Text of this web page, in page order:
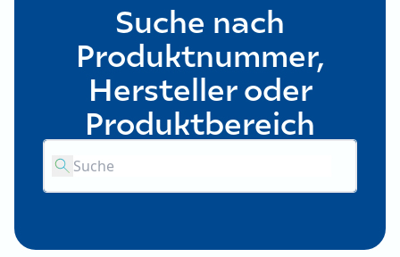
Suche nach
Produktnummer,
Hersteller oder
Produktbereich